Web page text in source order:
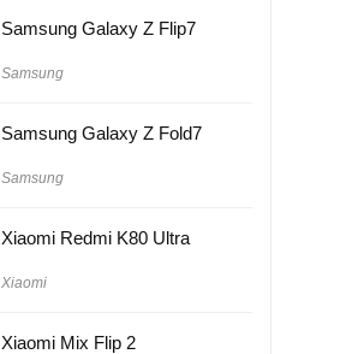
Samsung Galaxy Z Flip7
Samsung
Samsung Galaxy Z Fold7
Samsung
Xiaomi Redmi K80 Ultra
Xiaomi
Xiaomi Mix Flip 2